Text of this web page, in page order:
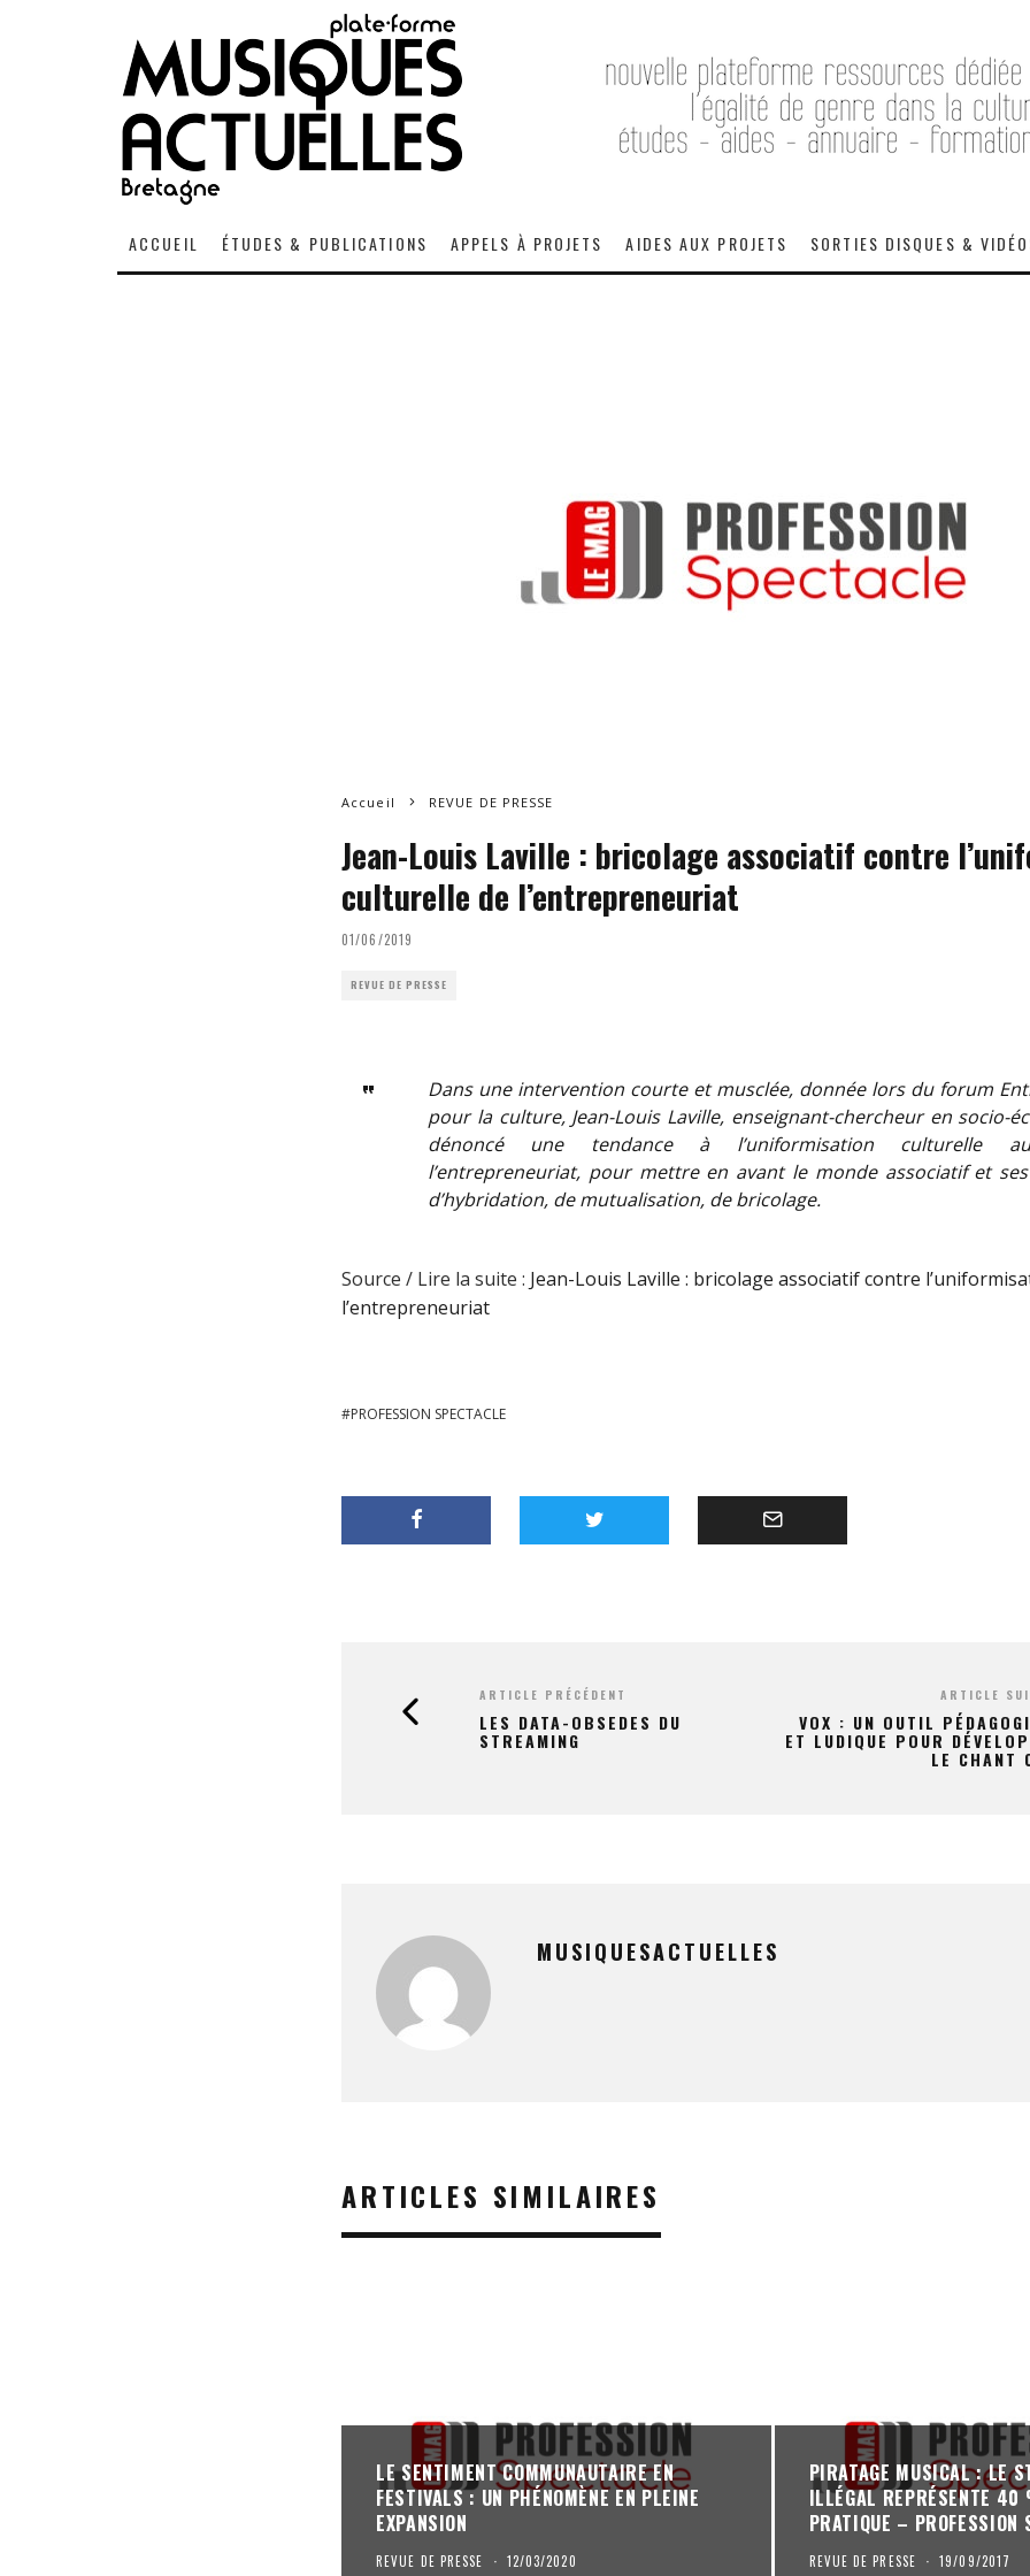
ACCUEIL ÉTUDES & PUBLICATIONS APPELS À PROJETS AIDES AUX PROJETS SORTIES DISQUES &
Accueil REVUE DE PRESSE
Jean-Louis Laville : bricolage associatif contre
culturelle de l’entrepreneuriat
01/06/2019
REVUE DE PRESSE
Dans une intervention courte et musclée, donnée lors du forum
pour la culture, Jean-Louis Laville, enseignant-chercheur en socio-
dénoncé une tendance à l’uniformisation culturelle
l’entrepreneuriat, pour mettre en avant le monde associatif et
d’hybridation, de mutualisation, de bricolage.
Source / Lire la suite : Jean-Louis Laville : bricolage associatif contre
l’entrepreneuriat
PROFESSION SPECTACLE
ARTICLE PRÉCÉDENT
LES DATA-OBSEDES DU
STREAMING
ARTICLE
VOX : UN OUTIL
ET LUDIQUE POUR
LE CHANT
MUSIQUESACTUELLES
ARTICLES SIMILAIRES
LE SENTIMENT COMMUNAUTAIRE EN
FESTIVALS : UN PHÉNOMÈNE EN PLEINE
EXPANSION
REVUE DE PRESSE · 12/03/2020
PIRATAGE MUSICAL : LE
ILLÉGAL REPRÉSENTE
PRATIQUE – PROFESSION
REVUE DE PRESSE · 19/09/2017